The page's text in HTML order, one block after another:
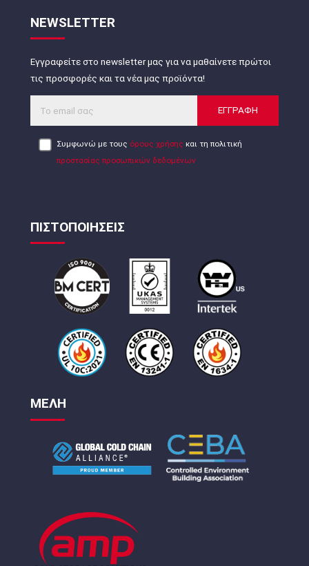
NEWSLETTER
Εγγραφείτε στο newsletter μας για να μαθαίνετε πρώτοι
τις προσφορές και τα νέα μας προϊόντα!
ΕΓΓΡΑΦΗ
Συμφωνώ με τους όρους χρήσης και τη πολιτική
προστασίας προσωπικών δεδομένων
ΠΙΣΤΟΠΟΙΗΣΕΙΣ
ΜΕΛΗ